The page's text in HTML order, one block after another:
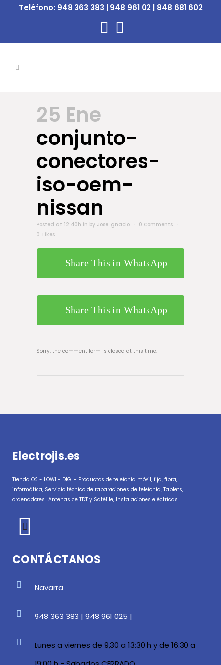
Teléfono: 948 363 383 | 948 961 02 | 848 681 602
25 Ene
conjunto-
conectores-
iso-oem-
nissan
Posted at 12:40h in by Jose Ignacio
0 Comments
0 Likes
Share This in WhatsApp
Share This in WhatsApp
Sorry, the comment form is closed at this time.
Electrojis.es
Tienda O2 - LOWI - DIGI - Productos de telefonía móvil, fija, fibra,
informática, Servicio técnico de raparaciones de telefonía, Tablets,
ordenadores.. Antenas de TDT y Satélite, Instalaciones eléctricas.
CONTÁCTANOS
Navarra
948 363 383 | 948 961 025 |
Lunes a viernes de 9,30 a 13:30 h y de 16:30 a